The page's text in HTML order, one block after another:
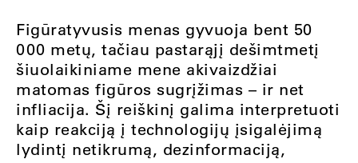
Figūratyvusis menas gyvuoja bent 50
000 metų, tačiau pastarąjį dešimtmetį
šiuolaikiniame mene akivaizdžiai
matomas figūros sugrįžimas – ir net
infliacija. Šį reiškinį galima interpretuoti
kaip reakciją į technologijų įsigalėjimą
lydintį netikrumą, dezinformaciją,